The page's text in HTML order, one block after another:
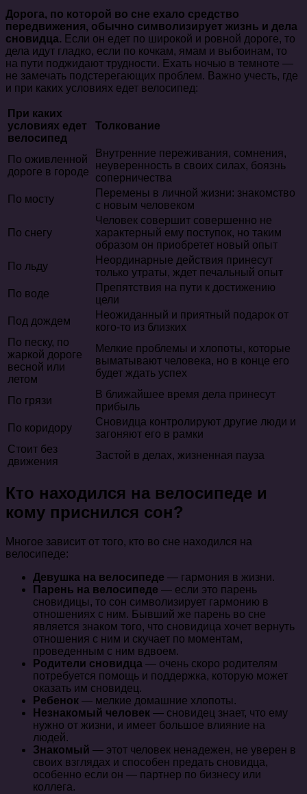
Дорога, по которой во сне ехало средство
передвижения, обычно символизирует жизнь и дела
сновидца. Если он едет по широкой и ровной дороге, то
дела идут гладко, если по кочкам, ямам и выбоинам, то
на пути поджидают трудности. Ехать ночью в темноте —
не замечать подстерегающих проблем. Важно учесть, где
и при каких условиях едет велосипед:
При каких
условиях едет
велосипед
Толкование
По оживленной
дороге в городе
Внутренние переживания, сомнения,
неуверенность в своих силах, боязнь
соперничества
По мосту
Перемены в личной жизни: знакомство
с новым человеком
По снегу
Человек совершит совершенно не
характерный ему поступок, но таким
образом он приобретет новый опыт
По льду
Неординарные действия принесут
только утраты, ждет печальный опыт
По воде
Препятствия на пути к достижению
цели
Под дождем
Неожиданный и приятный подарок от
кого-то из близких
По песку, по
жаркой дороге
весной или
летом
Мелкие проблемы и хлопоты, которые
выматывают человека, но в конце его
будет ждать успех
По грязи
В ближайшее время дела принесут
прибыль
По коридору
Сновидца контролируют другие люди и
загоняют его в рамки
Стоит без
движения
Застой в делах, жизненная пауза
Кто находился на велосипеде и
кому приснился сон?
Многое зависит от того, кто во сне находился на
велосипеде:
Девушка на велосипеде — гармония в жизни.
Парень на велосипеде — если это парень
сновидицы, то сон символизирует гармонию в
отношениях с ним. Бывший же парень во сне
является знаком того, что сновидица хочет вернуть
отношения с ним и скучает по моментам,
проведенным с ним вдвоем.
Родители сновидца — очень скоро родителям
потребуется помощь и поддержка, которую может
оказать им сновидец.
Ребенок — мелкие домашние хлопоты.
Незнакомый человек — сновидец знает, что ему
нужно от жизни, и имеет большое влияние на
людей.
Знакомый — этот человек ненадежен, не уверен в
своих взглядах и способен предать сновидца,
особенно если он — партнер по бизнесу или
коллега.